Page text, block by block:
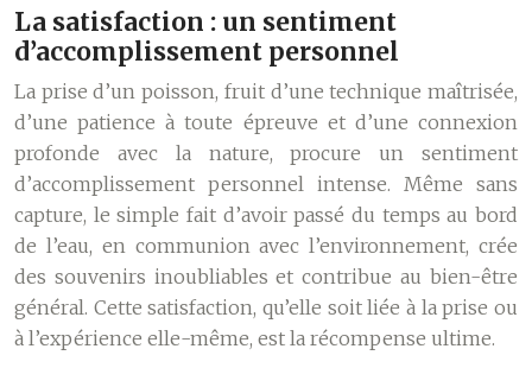
La satisfaction : un sentiment
d’accomplissement personnel
La prise d’un poisson, fruit d’une technique maîtrisée,
d’une patience à toute épreuve et d’une connexion
profonde avec la nature, procure un sentiment
d’accomplissement personnel intense. Même sans
capture, le simple fait d’avoir passé du temps au bord
de l’eau, en communion avec l’environnement, crée
des souvenirs inoubliables et contribue au bien-être
général. Cette satisfaction, qu’elle soit liée à la prise ou
à l’expérience elle-même, est la récompense ultime.